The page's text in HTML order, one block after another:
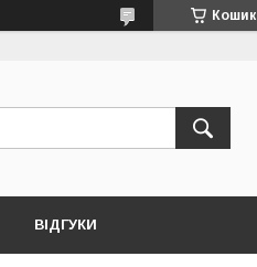
Кошик
ВІДГУКИ